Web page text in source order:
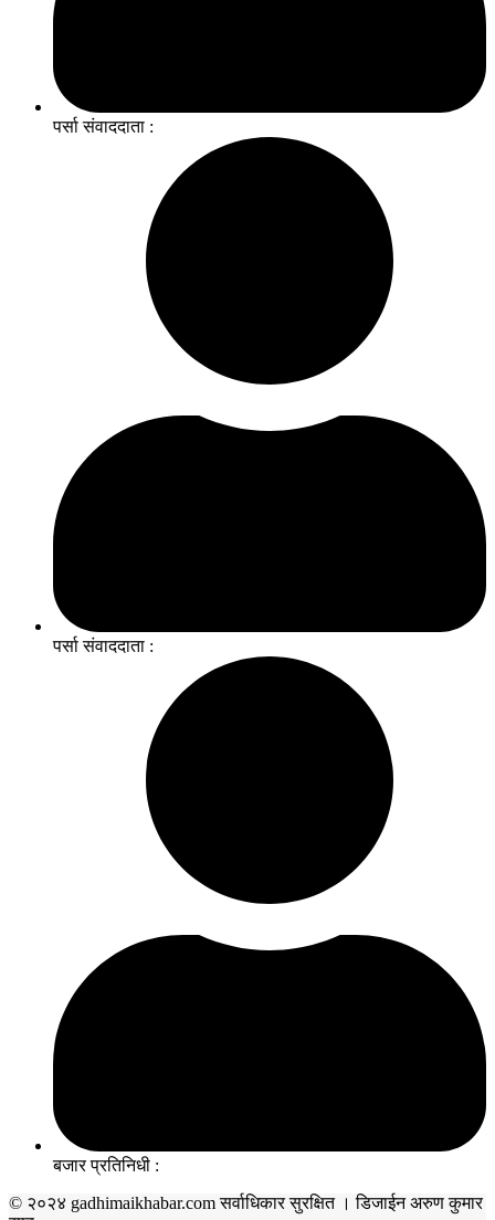
पर्सा संवाददाता :
पर्सा संवाददाता :
बजार प्रतिनिधी :
© २०२४ gadhimaikhabar.com सर्वाधिकार सुरक्षित । डिजाईन अरुण कुमार